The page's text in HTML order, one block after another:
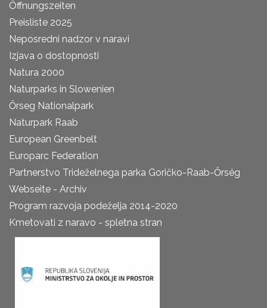
Öffnungszeiten
Preisliste 2025
Neposredni nadzor v naravi
Izjava o dostopnosti
Natura 2000
Naturparks in Slowenien
Őrseg Nationalpark
Naturpark Raab
European Greenbelt
Europarc Federation
Partnerstvo Trideželnega parka Goričko-Raab-Őrség
Webseite - Archiv
Program razvoja podeželja 2014-2020
Kmetovati z naravo - spletna stran